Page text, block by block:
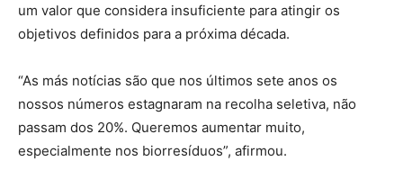
um valor que considera insuficiente para atingir os
objetivos definidos para a próxima década.
“As más notícias são que nos últimos sete anos os
nossos números estagnaram na recolha seletiva, não
passam dos 20%. Queremos aumentar muito,
especialmente nos biorresíduos”, afirmou.